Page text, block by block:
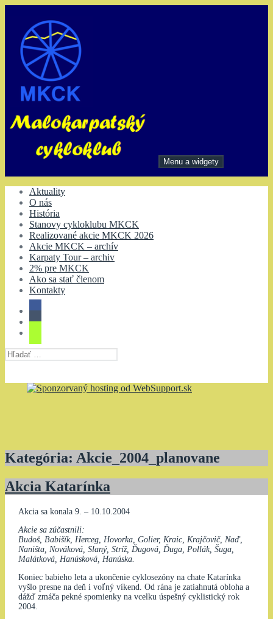
obsah
Menu a widgety
Aktuality
O nás
História
Stanovy cykloklubu MKCK
Realizované akcie MKCK 2026
Akcie MKCK – archív
Karpaty Tour – archiv
2% pre MKCK
Ako sa stať členom
Kontakty
Hľadať:
Kategória: Akcie_2004_planovane
Akcia Katarínka
Akcia sa konala 9. – 10.10.2004
Akcie sa zúčastnili:
Budoš, Babišík, Herceg, Hovorka, Golier, Kraic, Krajčovič, Naď,
Naništa, Nováková, Slaný, Stríž, Ďugová, Ďuga, Pollák, Šuga,
Malátková, Hanúsková, Hanúska.
Koniec babieho leta a ukončenie cyklosezóny na chate Katarínka
vyšlo presne na deň i voľný víkend. Od rána je zatiahnutá obloha a
dážď zmáča pekné spomienky na vcelku úspešný cyklistický rok
2004.